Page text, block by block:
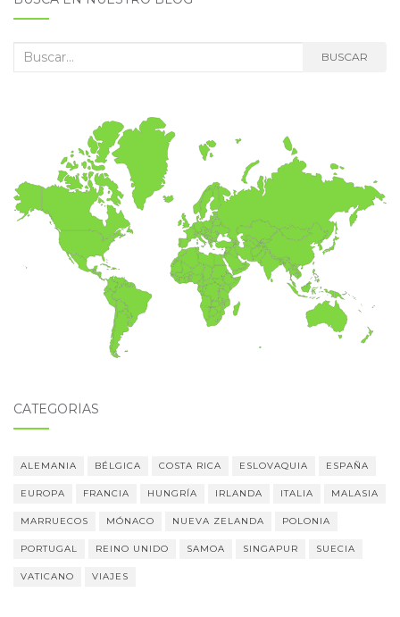
Buscar: BUSCAR
CATEGORÍAS
ALEMANIA BÉLGICA COSTA RICA ESLOVAQUIA ESPAÑA
EUROPA FRANCIA HUNGRÍA IRLANDA ITALIA MALASIA
MARRUECOS MÓNACO NUEVA ZELANDA POLONIA
PORTUGAL REINO UNIDO SAMOA SINGAPUR SUECIA
VATICANO VIAJES